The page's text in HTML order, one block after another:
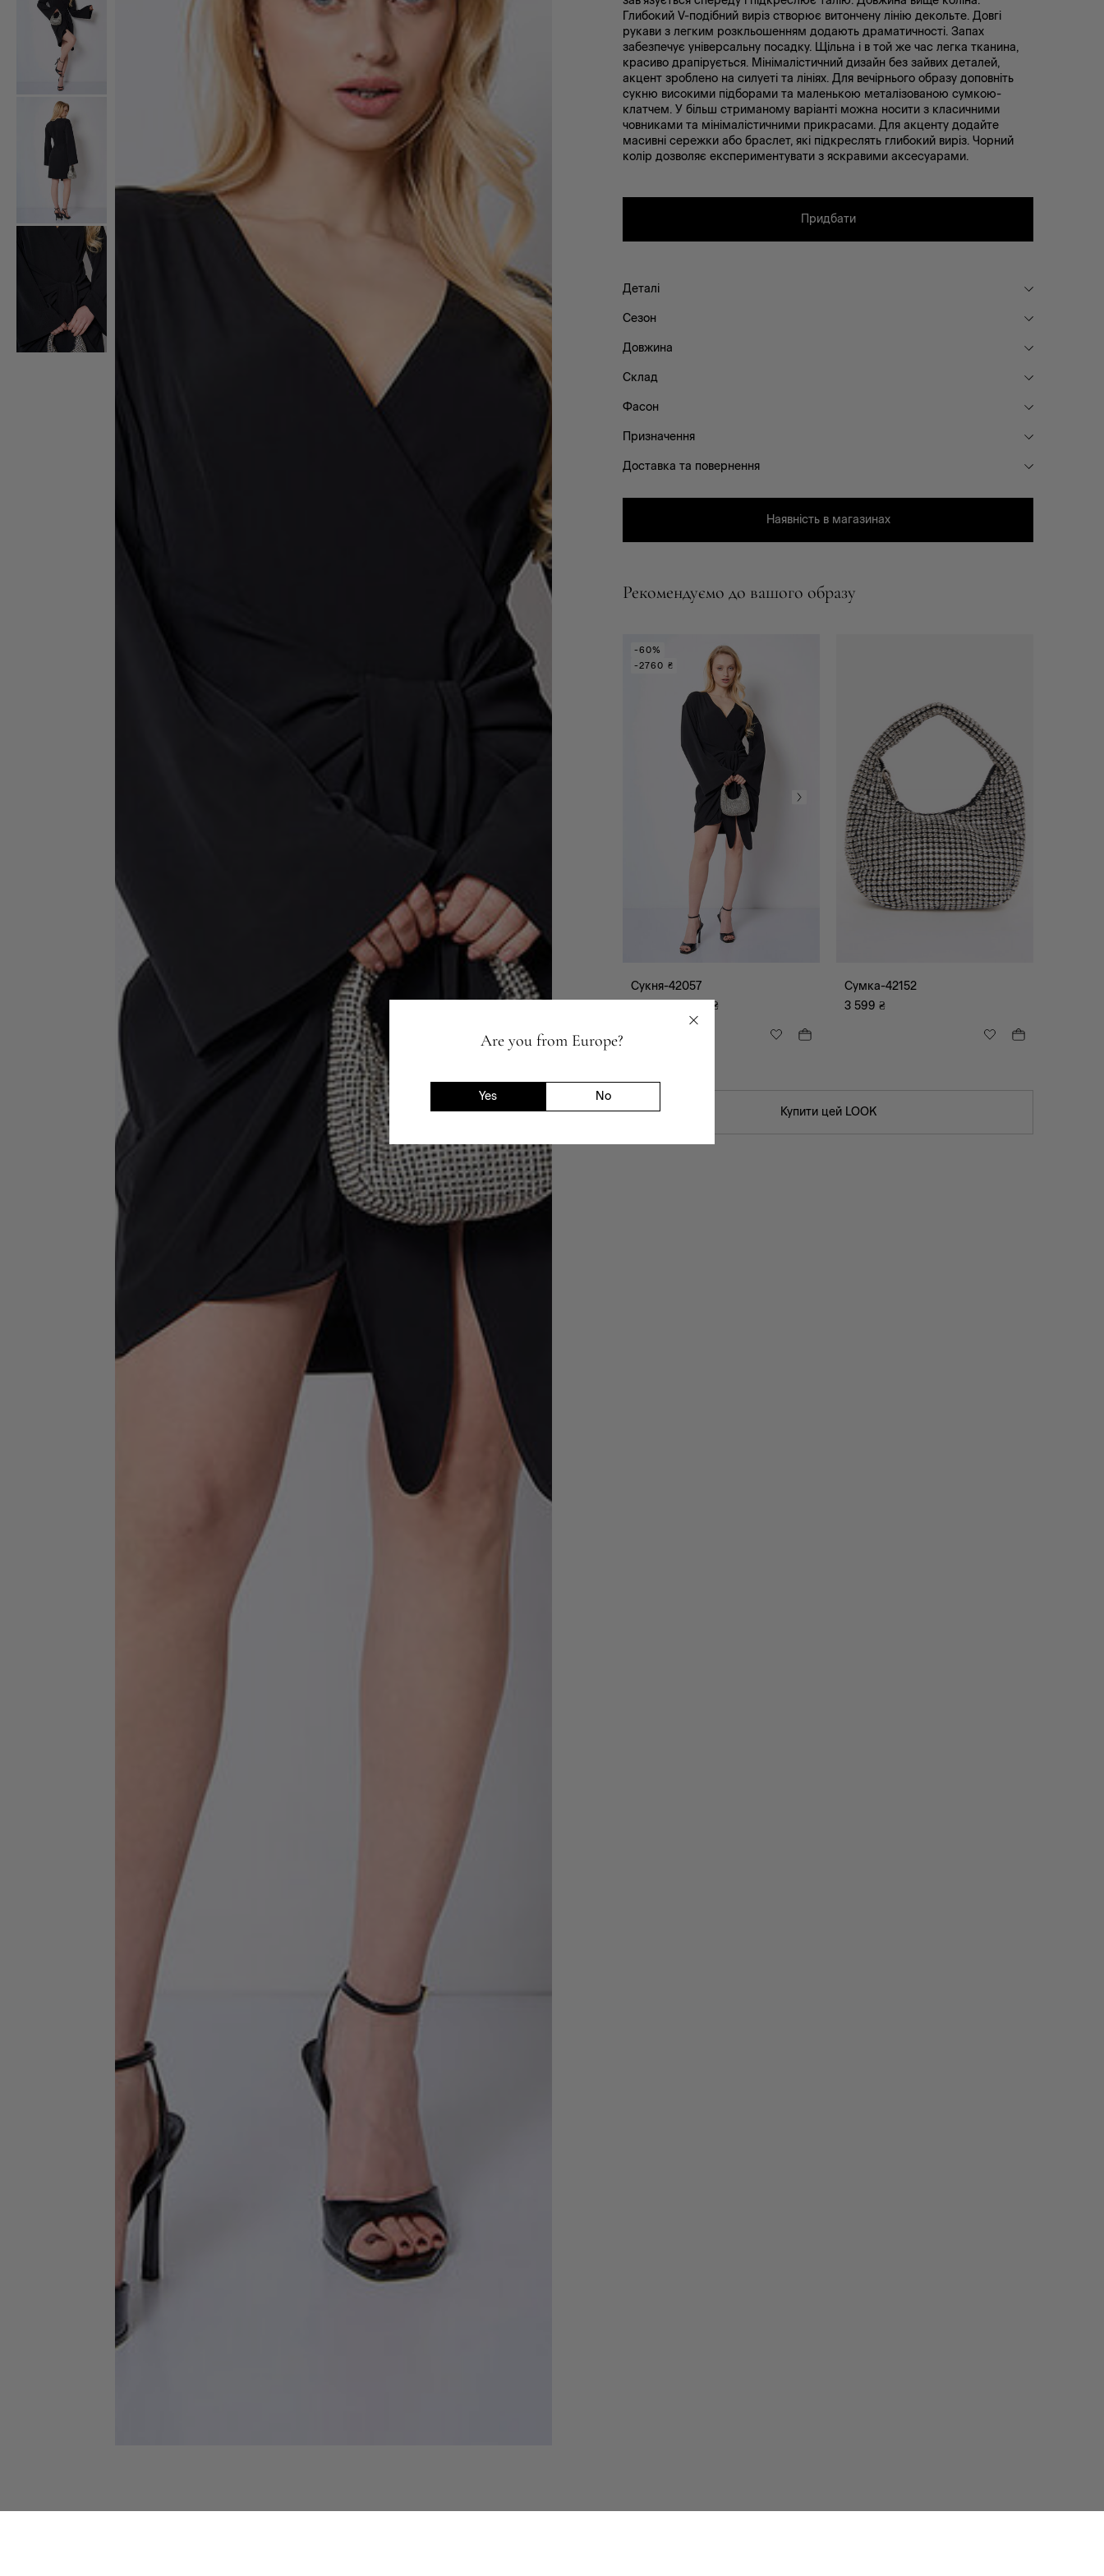
Are you from Europe?
Yes No
Глибокий V-подібний виріз створює витончену лінію декольте. Довгі
рукави з легким розкльошенням додають драматичності. Запах
забезпечує універсальну посадку. Щільна і в той же час легка тканина,
красиво драпірується. Мінімалістичний дизайн без зайвих деталей,
акцент зроблено на силуеті та лініях. Для вечірнього образу доповніть
сукню високими підборами та маленькою металізованою сумкою-
клатчем. У більш стриманому варіанті можна носити з класичними
човниками та мінімалістичними прикрасами. Для акценту додайте
масивні сережки або браслет, які підкреслять глибокий виріз. Чорний
колір дозволяє експериментувати з яскравими аксесуарами.
Придбати
Деталі
Сезон
Довжина
Склад
Фасон
Призначення
Доставка та повернення
Наявність в магазинах
Рекомендуємо до вашого образу
-60%
-2760 ₴
Сукня-42057
₴
Сумка-42152
3 599 ₴
Купити цей LOOK